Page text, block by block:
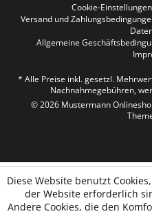
Cookie-Einstellungen
Versand und
Allgemeine
* Alle Preise inkl. gesetzl.
Nachnahmegebühren,
© 2026 Mustermann
Diese Website benutzt
der Website erforderlich
Andere Cookies, die den